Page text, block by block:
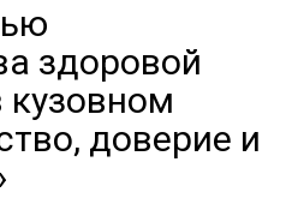
здоровой
кузовном
доверие и